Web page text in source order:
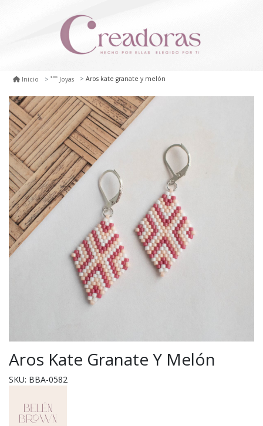
Inicio Joyas Aros kate granate y melón
Aros Kate Granate Y Melón
SKU: BBA-0582